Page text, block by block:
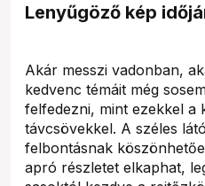
Lenyűgöző kép
Akár messzi vadonban,
kedvenc témáit még
felfedezni, mint ezekkel a
távcsövekkel. A széles
felbontásnak
apró részletet elkaphat,